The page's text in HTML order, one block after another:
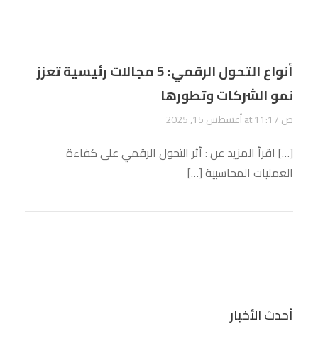
أنواع التحول الرقمي: 5 مجالات رئيسية تعزز
نمو الشركات وتطورها
أغسطس 15, 2025 at 11:17 ص
[…] اقرأ المزيد عن : أثر التحول الرقمي على كفاءة
العمليات المحاسبية […]
أحدث الأخبار